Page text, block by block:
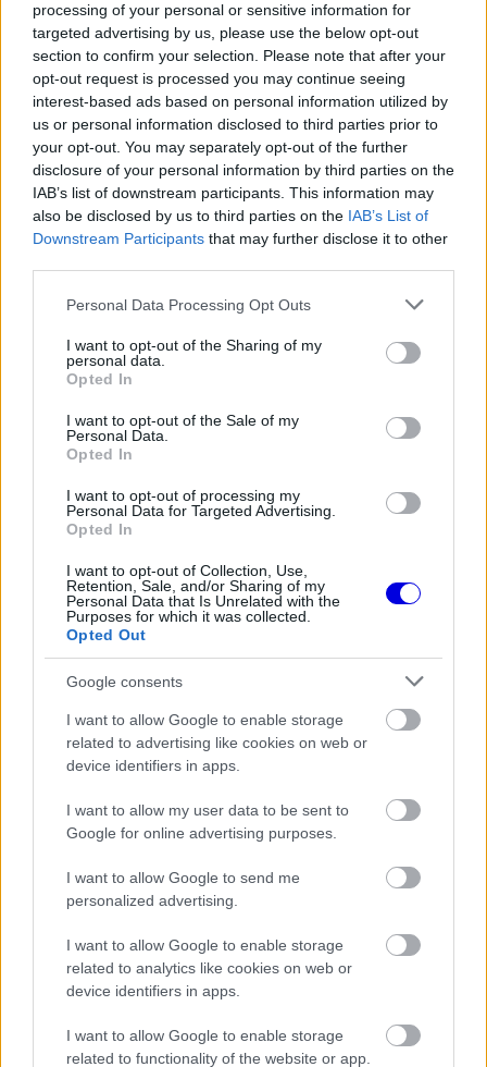
processing of your personal or sensitive information for
targeted advertising by us, please use the below opt-out
section to confirm your selection. Please note that after your
opt-out request is processed you may continue seeing
interest-based ads based on personal information utilized by
us or personal information disclosed to third parties prior to
your opt-out. You may separately opt-out of the further
disclosure of your personal information by third parties on the
IAB’s list of downstream participants. This information may
also be disclosed by us to third parties on the IAB’s List of
Downstream Participants that may further disclose it to other
Please note that this website/app uses one or more Google
not limited to your visit or usage behaviour. You may click to
grant or deny consent to Google and its third-party tags to
use your data for below specified purposes in below Google
consent section.
Personal Data Processing Opt Outs
I want to opt-out of the Sharing of my
personal data.
Opted In
I want to opt-out of the Sale of my
Personal Data.
Opted In
I want to opt-out of processing my
Personal Data for Targeted Advertising.
Opted In
I want to opt-out of Collection, Use,
Retention, Sale, and/or Sharing of my
Personal Data that Is Unrelated with the
Purposes for which it was collected.
Opted Out
Google consents
I want to allow Google to enable storage
related to advertising like cookies on web or
device identifiers in apps.
I want to allow my user data to be sent to
Google for online advertising purposes.
I want to allow Google to send me
personalized advertising.
I want to allow Google to enable storage
related to analytics like cookies on web or
device identifiers in apps.
I want to allow Google to enable storage
related to functionality of the website or app.
eleve városi pályáról van szó, ezért a Marina Bay-
pályán eddig 60 km/h volt a sebességi limit, hogy
minimalizálják a balesetek kockázatát. Ennek
viszont az a következménye, hogy az autók több
időt töltenek el egy-egy kerékcserével, ami arra
sarkallja a csapatokat, hogy minimalizálják a
kiállásaik számát.
megegyező stratégiák szoktak születni, ami nem
tesz jót a verseny izgalmainak. Annak érdekében
viszont, hogy idén kicsit felrázzák a dolgokat, az
FIA most Szingapúrban is megnövelte a
bokszutcai sebességhatárt a már említett 60-ról
80 km/h-ra.
is
loading.
This
is
modal
window.
The media could not be loaded, either because
the server or network failed or because the format
Hogy mindez segíti-e majd a taktikai variációt, azt
C3-as, C4-es és C5-ös keveréket viszi a
helyszínre, ami azt jelenti, hogy nem lesz ott a
sokak által bírált leglágyabb C6-os abroncs,
amelyet pedig éppen a városi helyszínekre